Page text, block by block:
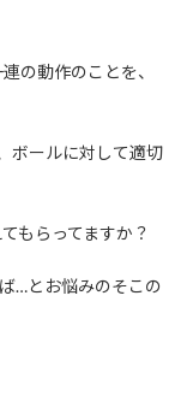
の動作のことを、
ボールに対して適切
もらってますか？
…とお悩みのそこの